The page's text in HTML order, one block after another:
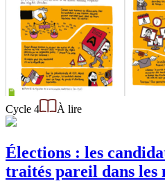
Cycle 4 À lire
Élections : les
traités pareil dans les